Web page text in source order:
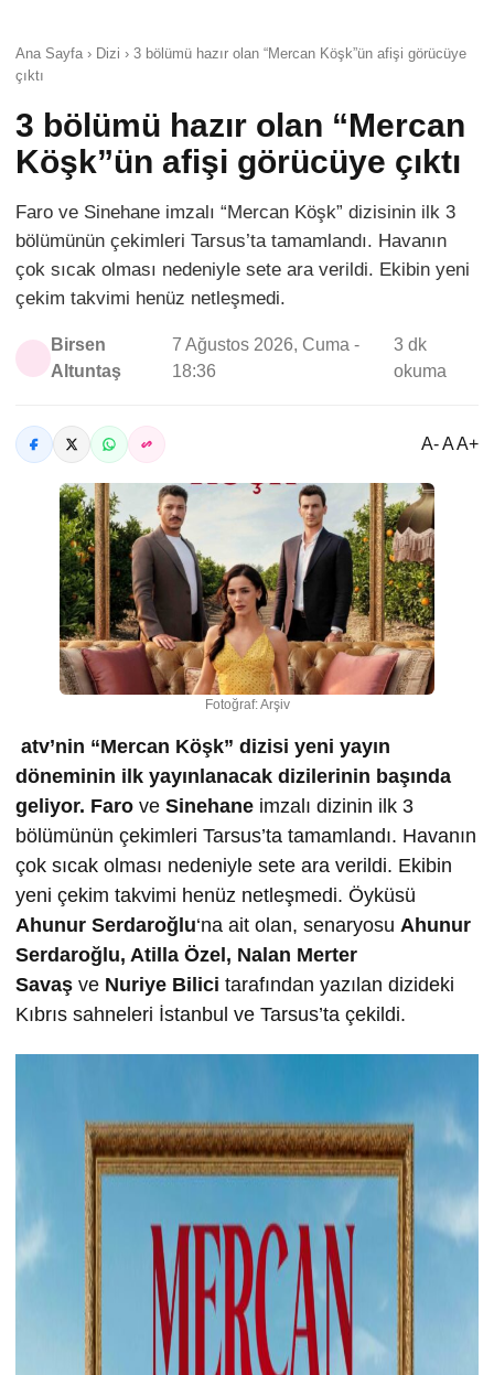
Ana Sayfa › Dizi › 3 bölümü hazır olan “Mercan Köşk”ün afişi görücüye
çıktı
3 bölümü hazır olan “Mercan
Köşk”ün afişi görücüye çıktı
Faro ve Sinehane imzalı “Mercan Köşk” dizisinin ilk 3
bölümünün çekimleri Tarsus’ta tamamlandı. Havanın
çok sıcak olması nedeniyle sete ara verildi. Ekibin yeni
çekim takvimi henüz netleşmedi.
Birsen
Altuntaş
7 Ağustos 2026, Cuma -
18:36
3 dk
okuma
A- A A+
Fotoğraf: Arşiv
atv’nin “Mercan Köşk” dizisi yeni yayın
döneminin ilk yayınlanacak dizilerinin başında
geliyor. Faro ve Sinehane imzalı dizinin ilk 3
bölümünün çekimleri Tarsus’ta tamamlandı. Havanın
çok sıcak olması nedeniyle sete ara verildi. Ekibin
yeni çekim takvimi henüz netleşmedi. Öyküsü
Ahunur Serdaroğlu‘na ait olan, senaryosu Ahunur
Serdaroğlu, Atilla Özel, Nalan Merter
Savaş ve Nuriye Bilici tarafından yazılan dizideki
Kıbrıs sahneleri İstanbul ve Tarsus’ta çekildi.